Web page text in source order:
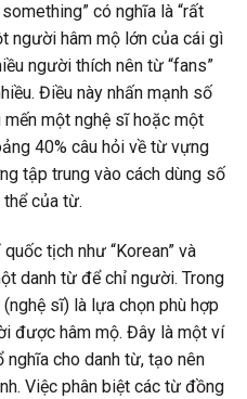
có nghĩa là “rất
người hâm mộ lớn của cái gì
người thích nên từ “fans”
Điều này nhấn mạnh số
một nghệ sĩ hoặc một
40% câu hỏi về từ vựng
tập trung vào cách dùng số
của từ.
tịch như “Korean” và
danh từ để chỉ người. Trong
sĩ) là lựa chọn phù hợp
được hâm mộ. Đây là một ví
cho danh từ, tạo nên
Việc phân biệt các từ đồng